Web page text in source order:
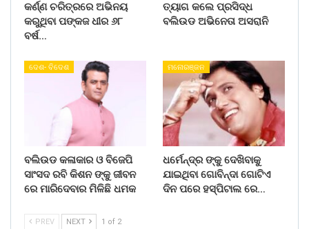
କର୍ଣ୍ଣ ଚରିତ୍ରରେ ଅଭିନୟ
କରୁଥିବା ପଙ୍କଜ ଧୀର ୬୮
ବର୍ଷ…
ତ୍ୟାଗ କଲେ ପ୍ରସିଦ୍ଧ
ବଲିଉଡ ଅଭିନେତା ଅସରାନି
ଦେଶ- ବିଦେଶ
ବଲିଉଡ କଳାକାର ଓ ବିଜେପି
ସାଂସଦ ରବି କିଶନ ଙ୍କୁ ଜୀବନ
ରେ ମାରିଦେବାର ମିଳିଛି ଧମକ
ମନୋରଞ୍ଜନ
ଧର୍ମେନ୍ଦ୍ର ଙ୍କୁ ଦେଖିବାକୁ
ଯାଇଥିବା ଗୋବିନ୍ଦା ଗୋଟିଏ
ଦିନ ପରେ ହସ୍ପିଟାଲ ରେ…
PREV NEXT 1 of 2